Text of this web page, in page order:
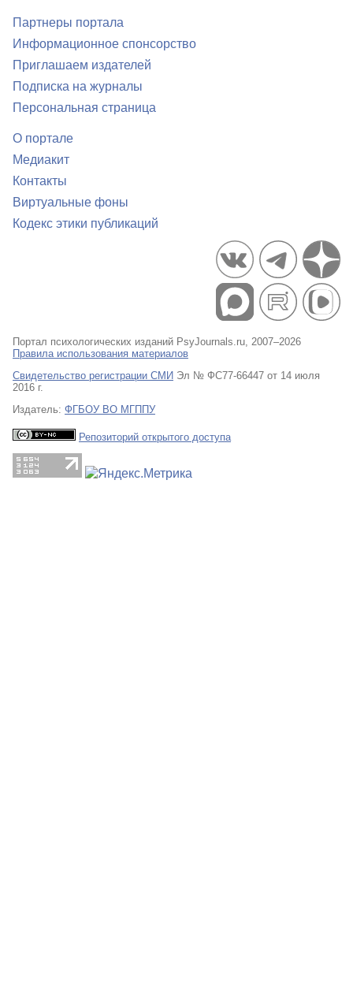
Партнеры портала
Информационное спонсорство
Приглашаем издателей
Подписка на журналы
Персональная страница
О портале
Медиакит
Контакты
Виртуальные фоны
Кодекс этики публикаций
Портал психологических изданий PsyJournals.ru, 2007–2026
Правила использования материалов
Свидетельство регистрации СМИ Эл № ФС77-66447 от 14 июля
2016 г.
Издатель: ФГБОУ ВО МГППУ
Репозиторий открытого доступа